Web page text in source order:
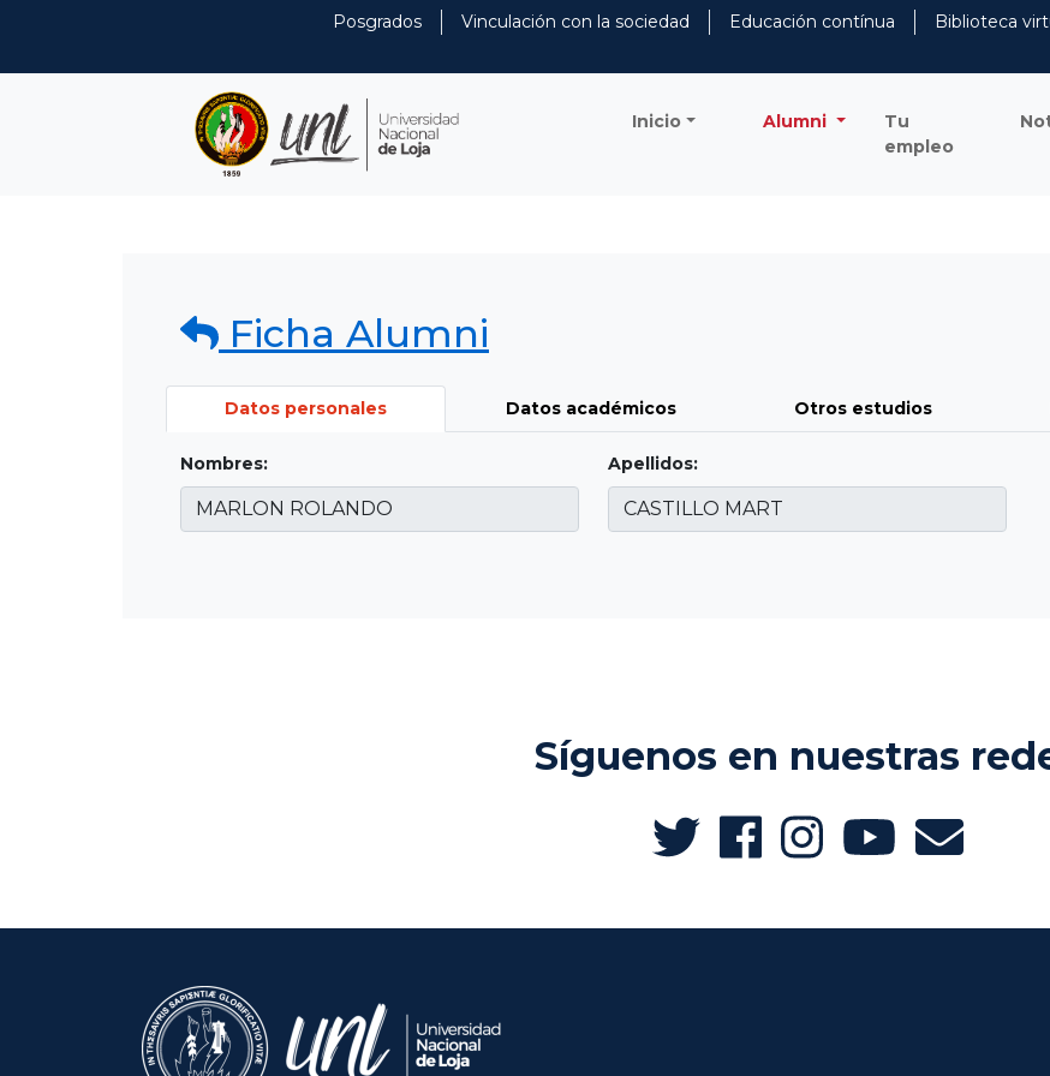
Posgrados Vinculación con la sociedad Educación contínua
Biblioteca
Inicio Alumni
Tu
empleo
Ficha Alumni
Datos personales Datos académicos Otros estudios
Nombres: Apellidos:
Síguenos en nuestras